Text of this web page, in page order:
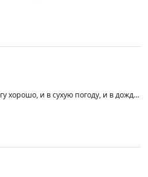
хорошо, и в сухую погоду, и в дождь,